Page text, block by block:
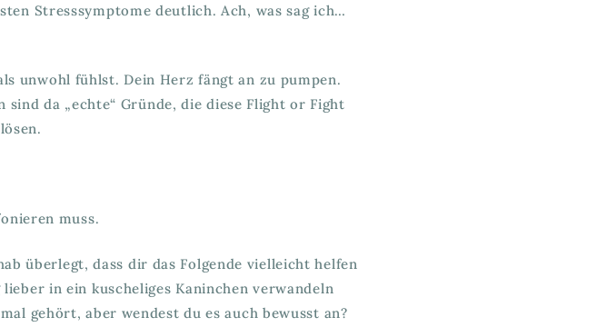
Stresssymptome deutlich. Ach, was sag ich…
unwohl fühlst. Dein Herz fängt an zu pumpen.
da „echte“ Gründe, die diese Flight or Fight
muss.
überlegt, dass dir das Folgende vielleicht helfen
in ein kuscheliges Kaninchen verwandeln
gehört, aber wendest du es auch bewusst an?